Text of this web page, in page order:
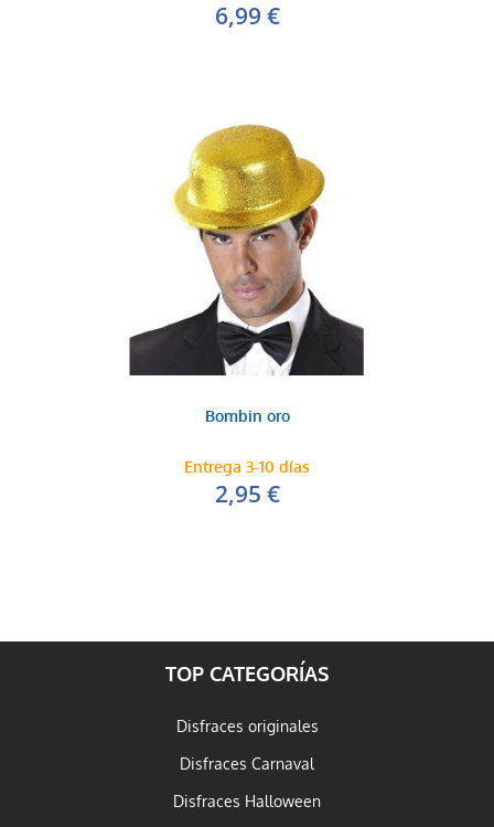
6,99 €
Bombin oro
Entrega 3-10 días
2,95 €
TOP CATEGORÍAS
Disfraces originales
Disfraces Carnaval
Disfraces Halloween